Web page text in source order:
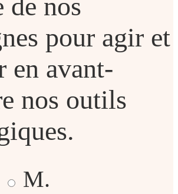
de nos
pour agir et
en avant-
nos outils
M.